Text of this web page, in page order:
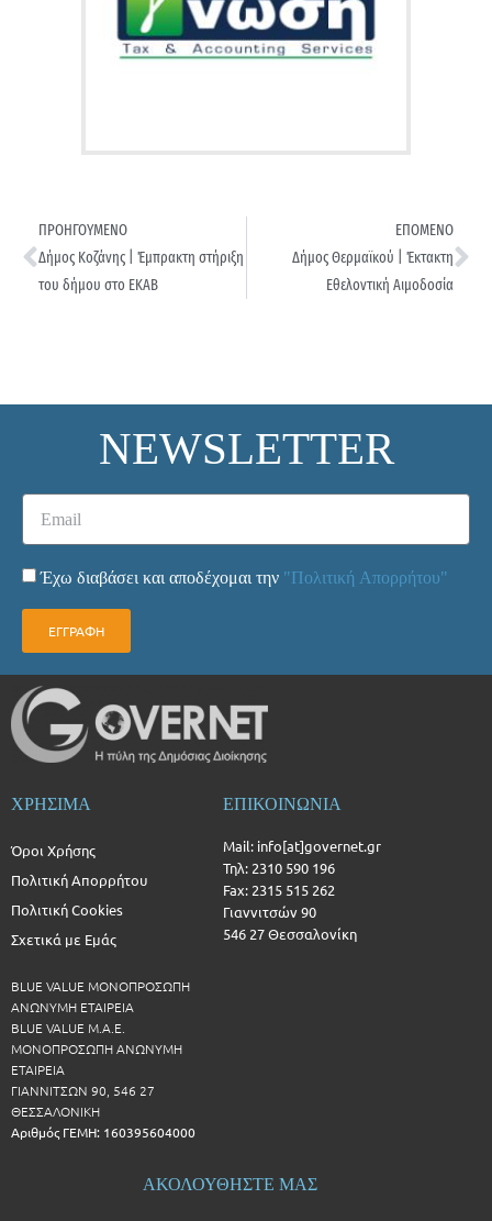
ΠΡΟΗΓΟΥΜΕΝΟ
Δήμος Κοζάνης | Έμπρακτη στήριξη
του δήμου στο ΕΚΑΒ
ΕΠΟΜΕΝΟ
Δήμος Θερμαϊκού | Έκτακτη
Εθελοντική Αιμοδοσία
NEWSLETTER
Έχω διαβάσει και αποδέχομαι την "Πολιτική Απορρήτου"
ΕΓΓΡΑΦΗ
ΧΡΗΣΙΜΑ
Όροι Χρήσης
Πολιτική Απορρήτου
Πολιτική Cookies
Σχετικά με Εμάς
BLUE VALUE ΜΟΝΟΠΡΟΣΩΠΗ
ΑΝΩΝΥΜΗ ΕΤΑΙΡΕΙΑ
BLUE VALUE Μ.Α.Ε.
ΜΟΝΟΠΡΟΣΩΠΗ ΑΝΩΝΥΜΗ
ΕΤΑΙΡΕΙΑ
ΓΙΑΝΝΙΤΣΩΝ 90, 546 27
ΘΕΣΣΑΛΟΝΙΚΗ
Αριθμός ΓΕΜΗ: 160395604000
ΕΠΙΚΟΙΝΩΝΙΑ
Mail: info[at]governet.gr
Τηλ: 2310 590 196
Fax: 2315 515 262
Γιαννιτσών 90
546 27 Θεσσαλονίκη
ΑΚΟΛΟΥΘΗΣΤΕ ΜΑΣ